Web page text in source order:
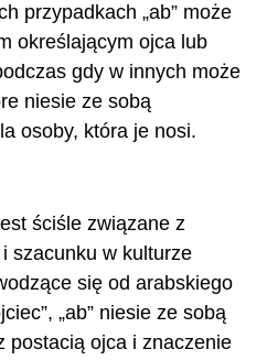
przypadkach „ab” może
określającym ojca lub
gdy w innych może
niesie ze sobą
osoby, która je nosi.
ściśle związane z
szacunku w kulturze
się od arabskiego
„ab” niesie ze sobą
postacią ojca i znaczenie